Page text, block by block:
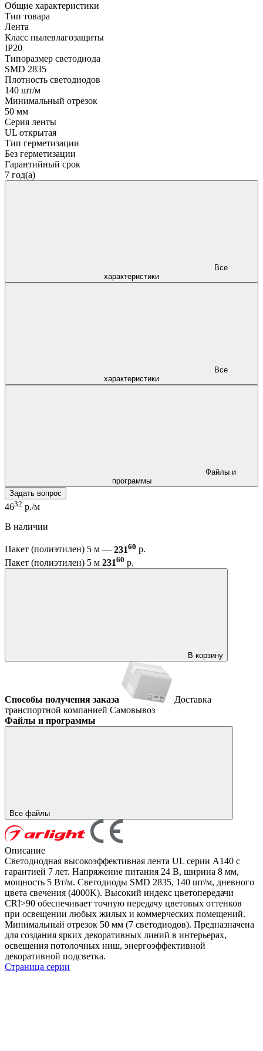
Общие характеристики
Тип товара
Лента
Класс пылевлагозащиты
IP20
Типоразмер светодиода
SMD 2835
Плотность светодиодов
140 шт/м
Минимальный отрезок
50 мм
Серия ленты
UL открытая
Тип герметизации
Без герметизации
Гарантийный срок
7 год(а)
характеристики
характеристики
программы
Задать вопрос
4632 р./м
В наличии
Пакет (полиэтилен) 5 м — 23160 р.
Пакет (полиэтилен) 5 м 23160 р.
В корзину
Способы получения заказа
Доставка
транспортной компанией Самовывоз
Файлы и программы
Все файлы
Описание
Светодиодная высокоэффективная лента UL серии A140 с
гарантией 7 лет. Напряжение питания 24 В, ширина 8 мм,
мощность 5 Вт/м. Светодиоды SMD 2835, 140 шт/м, дневного
цвета свечения (4000K). Высокий индекс цветопередачи
CRI>90 обеспечивает точную передачу цветовых оттенков
при освещении любых жилых и коммерческих помещений.
Минимальный отрезок 50 мм (7 светодиодов). Предназначена
для создания ярких декоративных линий в интерьерах,
освещения потолочных ниш, энергоэффективной
декоративной подсветка.
Страница серии